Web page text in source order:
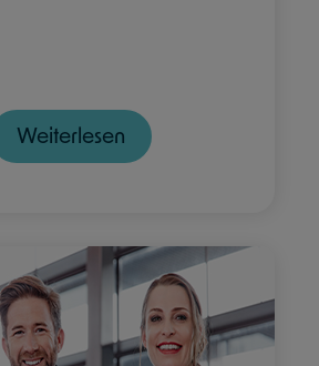
Weiterlesen